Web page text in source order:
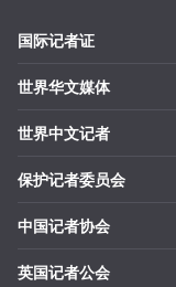
国际记者证
世界华文媒体
世界中文记者
保护记者委员会
中国记者协会
英国记者公会